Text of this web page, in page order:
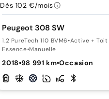
Peugeot 308 SW
1.2 PureTech 110 BVM6•Active + Toit
Essence•Manuelle
2018•98 991 km•Occasion
Dès 102 €/mois